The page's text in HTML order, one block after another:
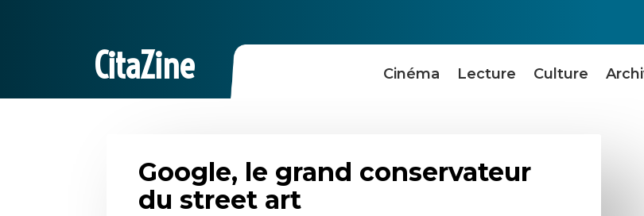
CitaZine Cinéma Lecture Culture
Google, le grand conservateur
du street art